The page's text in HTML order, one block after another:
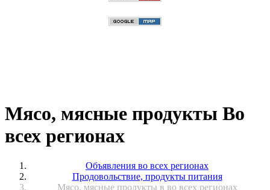
Мясо, мясные продукты Во
всех регионах
Объявления во всех регионах
Продовольствие, продукты питания
Мясо, мясные продукты в во всех регионах